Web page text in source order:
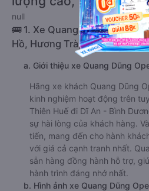
null
🚌 1. Xe Quang Dũng
Hồ, Hương Trà, Huế
a. Giới thiệu xe Quang Dũng
Hãng xe khách Quang Dũng
kinh nghiệm hoạt động trên
Thiên Huế đi Dĩ An - Bình
sự hài lòng của khách hàng.
tiến, mang đến cho hành
với giá cả cạnh tranh nhất.
sẵn hàng đồng hành hỗ trợ,
hành trình đáng nhớ nhất.
b. Hình ảnh xe Quang Dũng